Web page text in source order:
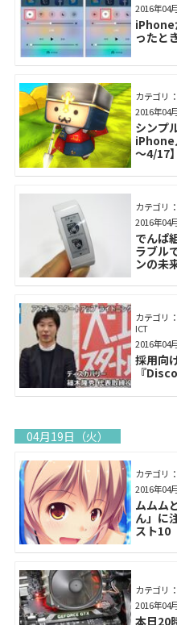
iPhone
ったと
2016年04
カテゴリ
シンプ
iPhone
～4/17】
2016年04
カテゴリ
でんぱ
ラブル
ンの未
2016年04
カテゴリ
ICT
採用向
『
2016年04
04月19日（火）
カテゴリ
ムムム
ん」に
スト10
2016年04
カテゴリ
本日20
2016年04